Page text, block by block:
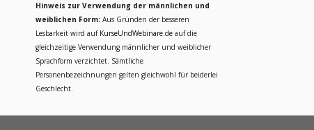
Hinweis zur Verwendung der männlichen und
weiblichen Form: Aus Gründen der besseren
Lesbarkeit wird auf KurseUndWebinare.de auf die
gleichzeitige Verwendung männlicher und weiblicher
Sprachform verzichtet. Sämtliche
Personenbezeichnungen gelten gleichwohl für beiderlei
Geschlecht.